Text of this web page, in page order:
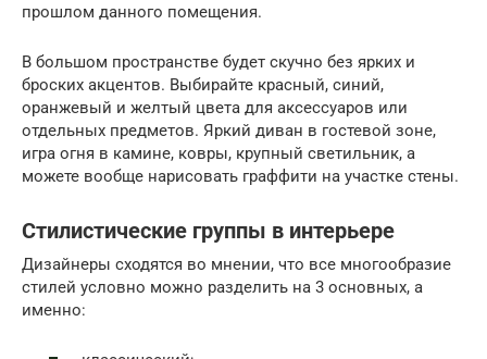
прошлом данного помещения.
В большом пространстве будет скучно без ярких и
броских акцентов. Выбирайте красный, синий,
оранжевый и желтый цвета для аксессуаров или
отдельных предметов. Яркий диван в гостевой зоне,
игра огня в камине, ковры, крупный светильник, а
можете вообще нарисовать граффити на участке стены.
Стилистические группы в интерьере
Дизайнеры сходятся во мнении, что все многообразие
стилей условно можно разделить на 3 основных, а
именно: